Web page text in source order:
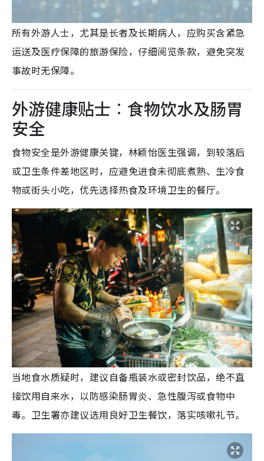
所有外游人士，尤其是长者及长期病人，应购买含紧急
运送及医疗保障的旅游保险，仔细阅览条款，避免突发
事故时无保障。
外游健康贴士︰食物饮水及肠胃
安全
食物安全是外游健康关键，林颖怡医生强调，到较落后
或卫生条件差地区时，应避免进食未彻底煮熟、生冷食
物或街头小吃，优先选择热食及环境卫生的餐厅。
当地食水质疑时，建议自备瓶装水或密封饮品，绝不直
接饮用自来水，以防感染肠胃炎、急性腹泻或食物中
毒。卫生署亦建议选用良好卫生餐饮，落实咳嗽礼节。